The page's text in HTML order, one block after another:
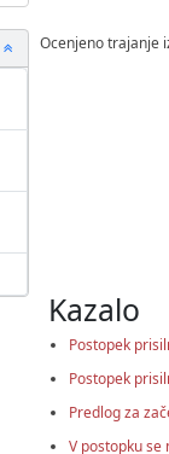
P
o
ž
l
Ocenjeno trajanje
Kazalo
Postopek
Postopek
Predlog za
V postopku